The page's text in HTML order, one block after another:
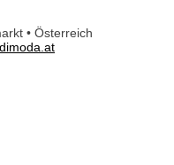
• Österreich